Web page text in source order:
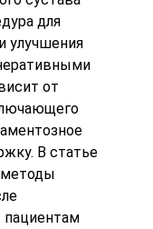
для
улучшения
от
В статье
пациентам